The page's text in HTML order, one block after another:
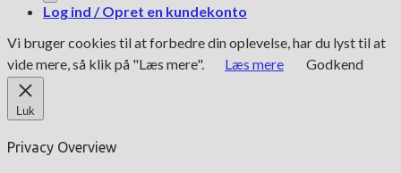
Log ind / Opret en kundekonto
Vi bruger cookies til at forbedre din oplevelse, har du lyst til at
vide mere, så klik på "Læs mere".
Læs mere Godkend
Luk
Privacy Overview